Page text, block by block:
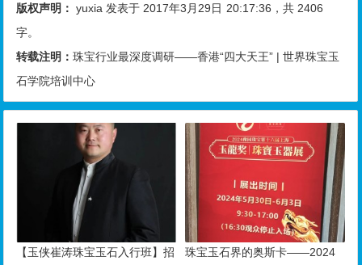
版权声明： yuxia 发表于 2017年3月29日 20:17:36 ，共 2406
字。
转载注明：珠宝行业最深度调研——香港“四大天王” | 世界珠宝玉
石学院培训中心
【玉侠崔涛珠宝玉石入行班】招
珠宝玉石界的奥斯卡——2024